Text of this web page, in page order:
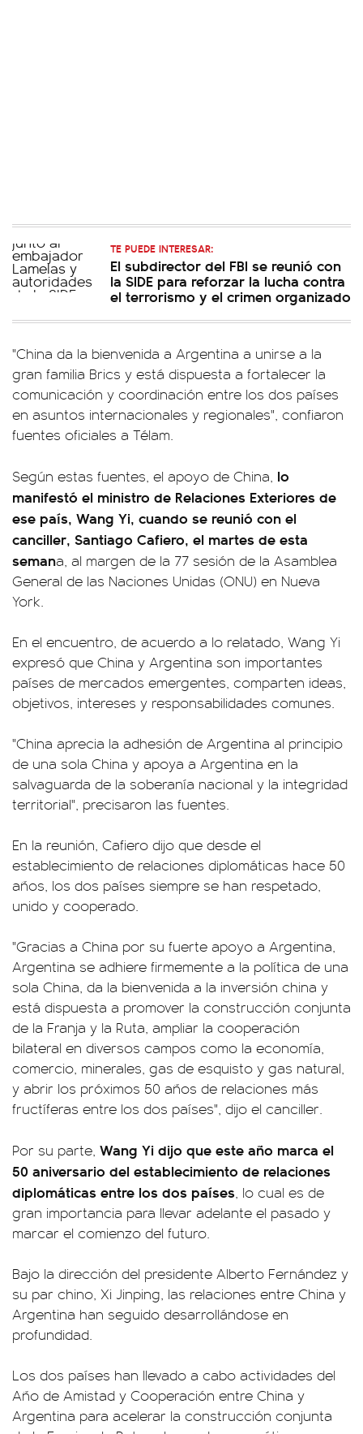
TE PUEDE INTERESAR:
El subdirector del FBI se reunió con
la SIDE para reforzar la lucha contra
el terrorismo y el crimen organizado
"China da la bienvenida a Argentina a unirse a la
gran familia Brics y está dispuesta a fortalecer la
comunicación y coordinación entre los dos países
en asuntos internacionales y regionales", confiaron
fuentes oficiales a Télam.
Según estas fuentes, el apoyo de China, lo
manifestó el ministro de Relaciones Exteriores de
ese país, Wang Yi, cuando se reunió con el
canciller, Santiago Cafiero, el martes de esta
semana, al margen de la 77 sesión de la Asamblea
General de las Naciones Unidas (ONU) en Nueva
York.
En el encuentro, de acuerdo a lo relatado, Wang Yi
expresó que China y Argentina son importantes
países de mercados emergentes, comparten ideas,
objetivos, intereses y responsabilidades comunes.
"China aprecia la adhesión de Argentina al principio
de una sola China y apoya a Argentina en la
salvaguarda de la soberanía nacional y la integridad
territorial", precisaron las fuentes.
En la reunión, Cafiero dijo que desde el
establecimiento de relaciones diplomáticas hace 50
años, los dos países siempre se han respetado,
unido y cooperado.
"Gracias a China por su fuerte apoyo a Argentina,
Argentina se adhiere firmemente a la política de una
sola China, da la bienvenida a la inversión china y
está dispuesta a promover la construcción conjunta
de la Franja y la Ruta, ampliar la cooperación
bilateral en diversos campos como la economía,
comercio, minerales, gas de esquisto y gas natural,
y abrir los próximos 50 años de relaciones más
fructíferas entre los dos países", dijo el canciller.
Por su parte, Wang Yi dijo que este año marca el
50 aniversario del establecimiento de relaciones
diplomáticas entre los dos países, lo cual es de
gran importancia para llevar adelante el pasado y
marcar el comienzo del futuro.
Bajo la dirección del presidente Alberto Fernández y
su par chino, Xi Jinping, las relaciones entre China y
Argentina han seguido desarrollándose en
profundidad.
Los dos países han llevado a cabo actividades del
Año de Amistad y Cooperación entre China y
Argentina para acelerar la construcción conjunta